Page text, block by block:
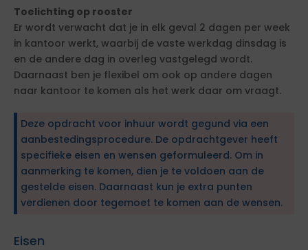
Toelichting op rooster
Er wordt verwacht dat je in elk geval 2 dagen per week
in kantoor werkt, waarbij de vaste werkdag dinsdag is
en de andere dag in overleg vastgelegd wordt.
Daarnaast ben je flexibel om ook op andere dagen
naar kantoor te komen als het werk daar om vraagt.
Deze opdracht voor inhuur wordt gegund via een
aanbestedingsprocedure. De opdrachtgever heeft
specifieke eisen en wensen geformuleerd. Om in
aanmerking te komen, dien je te voldoen aan de
gestelde eisen. Daarnaast kun je extra punten
verdienen door tegemoet te komen aan de wensen.
Eisen